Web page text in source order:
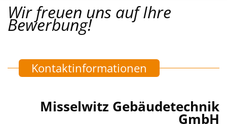
Wir freuen uns auf Ihre
Bewerbung!
Kontaktinformationen
Misselwitz Gebäudetechnik
GmbH